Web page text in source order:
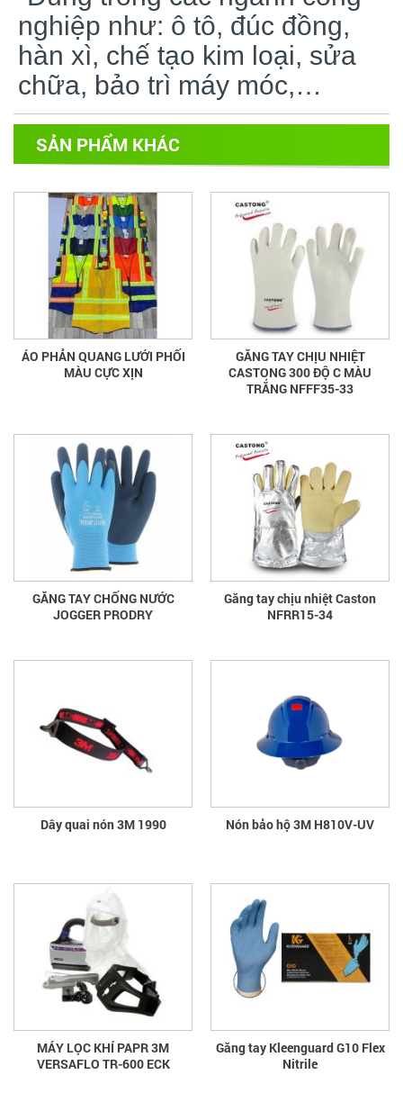
nghiệp như: ô tô, đúc đồng,
hàn xì, chế tạo kim loại, sửa
chữa, bảo trì máy móc,…
SẢN PHẨM KHÁC
ÁO PHẢN QUANG LƯỚI PHỐI
MÀU CỰC XỊN
GĂNG TAY CHỊU NHIỆT
CASTONG 300 ĐỘ C MÀU
TRẮNG NFFF35-33
GĂNG TAY CHỐNG NƯỚC
JOGGER PRODRY
Găng tay chịu nhiệt Caston
NFRR15-34
Dây quai nón 3M 1990 Nón bảo hộ 3M H810V-UV
MÁY LỌC KHÍ PAPR 3M
VERSAFLO TR-600 ECK
Găng tay Kleenguard G10 Flex
Nitrile